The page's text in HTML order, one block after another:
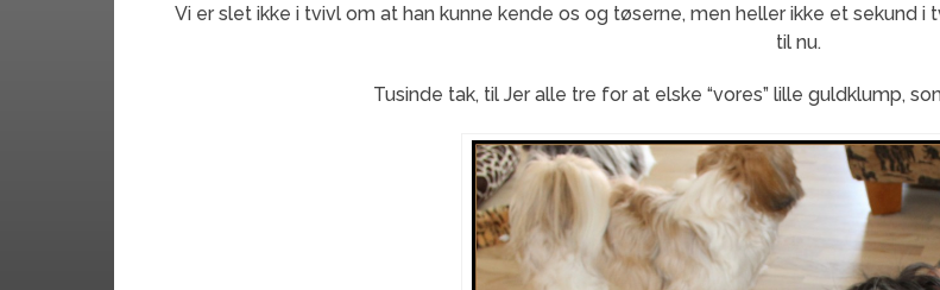
Vi er slet ikke i tvivl om at han kunne kende os og tøserne, men heller ikke et sekund i
til nu.
Tusinde tak, til Jer alle tre for at elske “vores” lille guldklump,